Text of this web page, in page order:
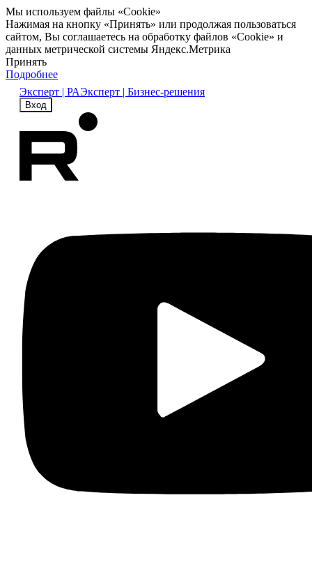
Мы используем файлы «Cookie»
Нажимая на кнопку «Принять» или продолжая пользоваться
сайтом, Вы соглашаетесь на обработку файлов «Cookie» и
данных метрической системы Яндекс.Метрика
Принять
Подробнее
Эксперт | РАЭксперт | Бизнес-решения
Вход